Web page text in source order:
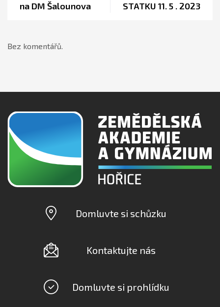
na DM Šalounova
STATKU 11. 5 . 2023
Bez komentářů.
Domluvte si schůzku
Kontaktujte nás
Domluvte si prohlídku